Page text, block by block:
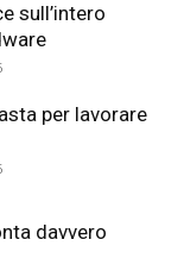
sull’intero
per lavorare
davvero